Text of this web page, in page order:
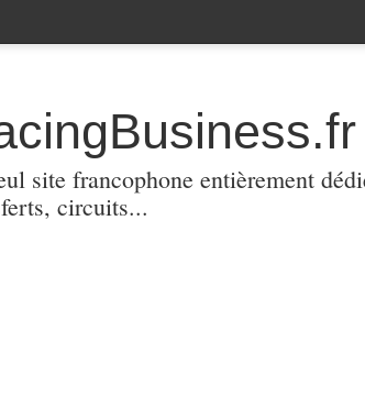
site francophone entièrement
circuits...